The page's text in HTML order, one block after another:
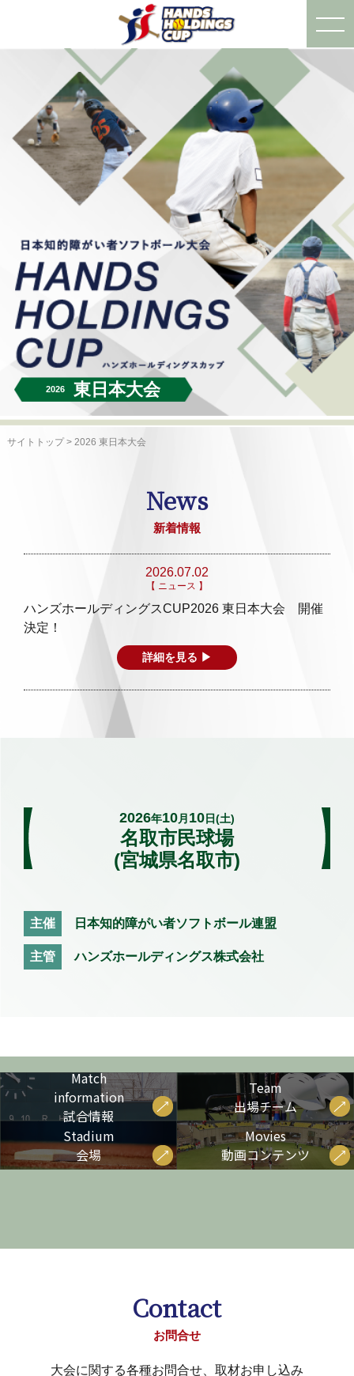
2026 東日本大会
サイトトップ> 2026 東日本大会
News
新着情報
2026.07.02
【 ニュース 】
ハンズホールディングスCUP2026 東日本大会 開催
決定！
詳細を見る ▶
2026年10月 10日(土)
名取市民球場
(宮城県名取市)
主催 日本知的障がい者ソフトボール連盟
主管 ハンズホールディングス株式会社
Match
information
試合情報
Team
出場チーム
Stadium
会場
Movies
動画コンテンツ
Contact
お問合せ
大会に関する各種お問合せ、取材お申し込み